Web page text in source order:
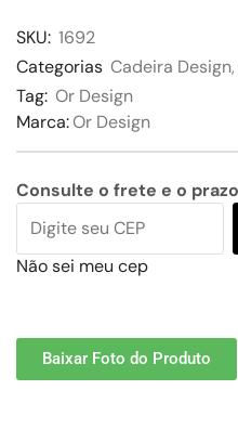
SKU: 1692
Categorias Cadeira Design,
Tag: Or Design
Marca:Or Design
Consulte o frete e o
Não sei meu cep
Baixar Foto do Produto